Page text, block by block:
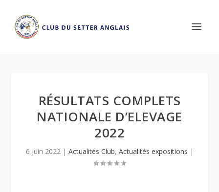
RÉSULTATS COMPLETS
NATIONALE D’ELEVAGE
2022
6 Juin 2022| Actualités Club, Actualités expositions |